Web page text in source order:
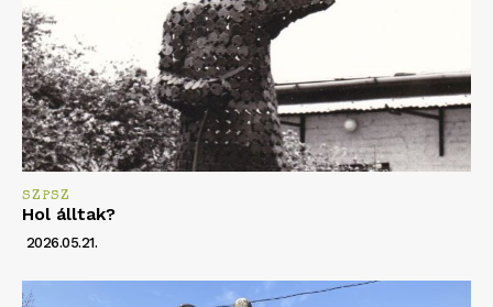
SZPSZ
Hol álltak?
2026.05.21.